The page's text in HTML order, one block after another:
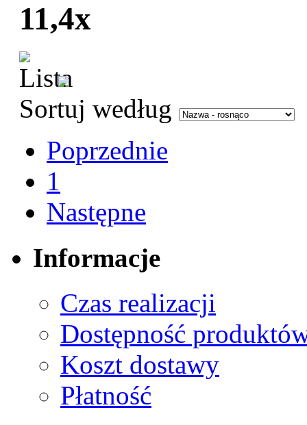
11,4x
Sortuj według
Poprzednie
1
Następne
Informacje
Czas realizacji
Dostępność
Koszt dostawy
Płatność